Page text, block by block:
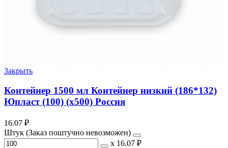
Закрыть
Контейнер 1500 мл Контейнер низкий (186*132)
Юпласт (100) (х500) Россия
16.07 ₽
Штук (Заказ поштучно невозможен)
х 16.07 ₽